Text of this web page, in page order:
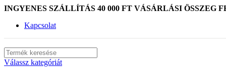
INGYENES SZÁLLÍTÁS 40 000 FT VÁSÁRLÁSI ÖSSZEG
Kapcsolat
Válassz kategóriát